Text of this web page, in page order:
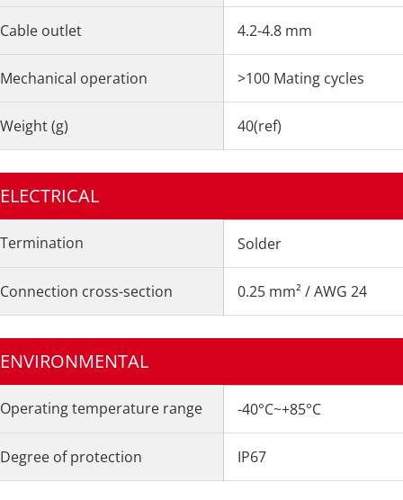
Cable outlet 4.2-4.8 mm
Mechanical operation >100 Mating cycles
Weight (g) 40(ref)
ELECTRICAL
Termination Solder
Connection cross-section 0.25 mm² / AWG 24
ENVIRONMENTAL
Operating temperature range -40°C~+85°C
Degree of protection IP67